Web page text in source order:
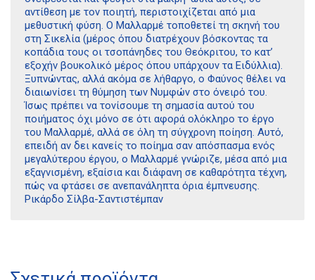
αντίθεση με τον ποιητή, περιστοιχίζεται από μια
μεθυστική φύση. Ο Μαλλαρμέ τοποθετεί τη σκηνή του
στη Σικελία (μέρος όπου διατρέχουν βόσκοντας τα
κοπάδια τους οι τσοπάνηδες του Θεόκριτου, το κατ’
εξοχήν βουκολικό μέρος όπου υπάρχουν τα Ειδύλλια).
Ξυπνώντας, αλλά ακόμα σε λήθαργο, ο Φαύνος θέλει να
διαιωνίσει τη θύμηση των Νυμφών στο όνειρό του.
Ίσως πρέπει να τονίσουμε τη σημασία αυτού του
ποιήματος όχι μόνο σε ότι αφορά ολόκληρο το έργο
του Μαλλαρμέ, αλλά σε όλη τη σύγχρονη ποίηση. Αυτό,
επειδή αν δει κανείς το ποίημα σαν απόσπασμα ενός
μεγαλύτερου έργου, ο Μαλλαρμέ γνώριζε, μέσα από μια
εξαγνισμένη, εξαίσια και διάφανη σε καθαρότητα τέχνη,
πώς να φτάσει σε ανεπανάληπτα όρια έμπνευσης.
Ρικάρδο Σίλβα-Σαντιστέμπαν
21 1750 8340